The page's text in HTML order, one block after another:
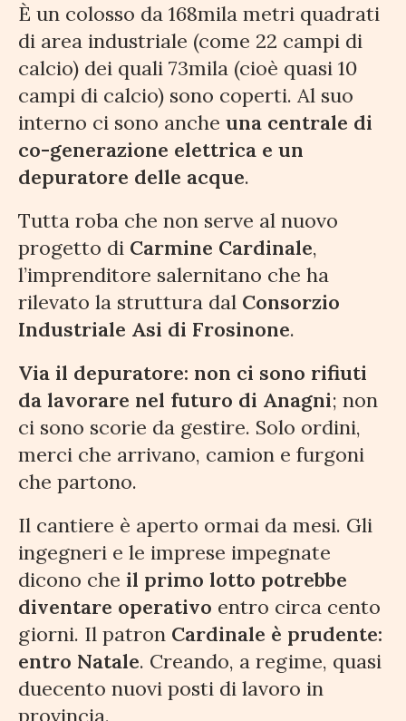
È un colosso da 168mila metri quadrati
di area industriale (come 22 campi di
calcio) dei quali 73mila (cioè quasi 10
campi di calcio) sono coperti. Al suo
interno ci sono anche una centrale di
co-generazione elettrica e un
depuratore delle acque.
Tutta roba che non serve al nuovo
progetto di Carmine Cardinale,
l’imprenditore salernitano che ha
rilevato la struttura dal Consorzio
Industriale Asi di Frosinone.
Via il depuratore: non ci sono rifiuti
da lavorare nel futuro di Anagni; non
ci sono scorie da gestire. Solo ordini,
merci che arrivano, camion e furgoni
che partono.
Il cantiere è aperto ormai da mesi. Gli
ingegneri e le imprese impegnate
dicono che il primo lotto potrebbe
diventare operativo entro circa cento
giorni. Il patron Cardinale è prudente:
entro Natale. Creando, a regime, quasi
duecento nuovi posti di lavoro in
provincia.